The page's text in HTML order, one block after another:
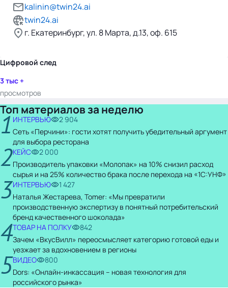
kalinin@twin24.ai
twin24.ai
г. Екатеринбург, ул. 8 Марта, д.13, оф. 615
Цифровой след
3 тыс +
просмотров
Топ материалов за неделю
1 ИНТЕРВЬЮ
2 904
Сеть «Перчини»: гости хотят получить убедительный аргумент
для выбора ресторана
2КЕЙС
2 000
Производитель упаковки «Молопак» на 10% снизил расход
сырья и на 25% количество брака после перехода на «1С:УНФ»
3ИНТЕРВЬЮ
1 427
Наталья Жестарева, Tomer: «Мы превратили
производственную экспертизу в понятный потребительский
бренд качественного шоколада»
4ТОВАР НА ПОЛКУ
842
Зачем «ВкусВилл» переосмысляет категорию готовой еды и
уезжает за вдохновением в регионы
5ВИДЕО
800
Dors: «Онлайн-инкассация – новая технология для
российского рынка»